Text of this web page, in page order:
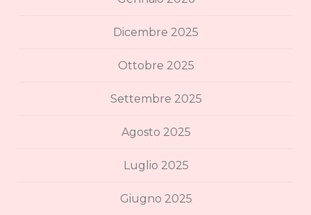
Dicembre 2025
Ottobre 2025
Settembre 2025
Agosto 2025
Luglio 2025
Giugno 2025